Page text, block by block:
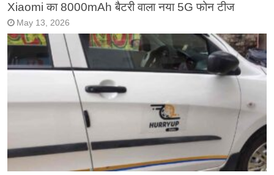
Xiaomi का 8000mAh बैटरी वाला नया 5G फोन टीज
May 13, 2026